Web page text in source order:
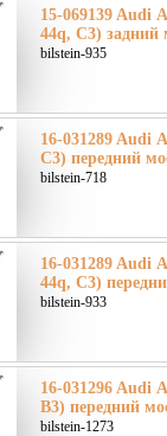
15-069139 Audi
44q, C3) задний
bilstein-935
16-031289 Audi
C3) передний
bilstein-718
16-031289 Audi
44q, C3)
bilstein-933
16-031296 Audi
B3) передний
bilstein-1273